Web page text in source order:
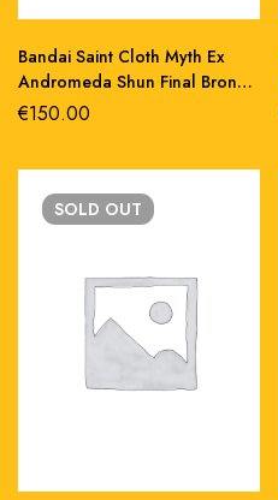
Bandai Saint Cloth Myth Ex
Andromeda Shun Final Bronze
Oce action figure
€150.00
SOLD OUT